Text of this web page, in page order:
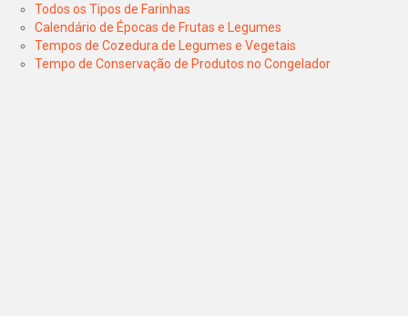
Todos os Tipos de Farinhas
Calendário de Épocas de Frutas e Legumes
Tempos de Cozedura de Legumes e Vegetais
Tempo de Conservação de Produtos no Congelador